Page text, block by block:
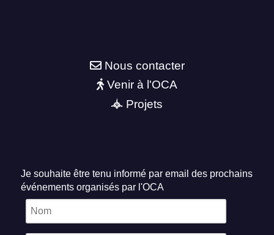
Nous contacter
Venir à l'OCA
Projets
Je souhaite être tenu informé par email des prochains
événements organisés par l'OCA